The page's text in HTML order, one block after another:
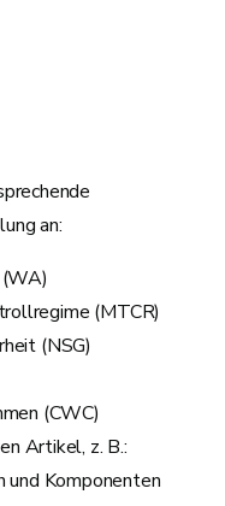
an:
(MTCR)
(NSG)
(CWC)
Artikel, z. B.:
Komponenten